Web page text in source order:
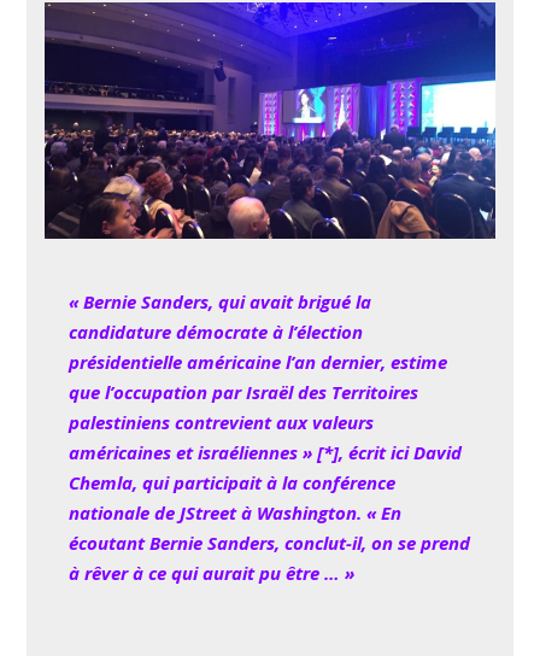
« Bernie Sanders, qui avait brigué la
candidature démocrate à l’élection
présidentielle américaine l’an dernier, estime
que l’occupation par Israël des Territoires
palestiniens contrevient aux valeurs
américaines et israéliennes » [*], écrit ici David
Chemla, qui participait à la conférence
nationale de JStreet à Washington. « En
écoutant Bernie Sanders, conclut-il, on se prend
à rêver à ce qui aurait pu être … »